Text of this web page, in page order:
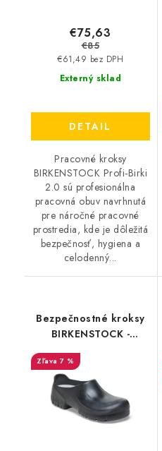
Externý sklad
€61,49 bez DPH
€75,63
€85
DETAIL
Pracovné kroksy
BIRKENSTOCK Profi-Birki
2.0 sú profesionálna
pracovná obuv navrhnutá
pre náročné pracovné
prostredia, kde je dôležitá
bezpečnosť, hygiena a
celodenný...
Bezpečnostné kroksy
BIRKENSTOCK -
Birkenstock Alpro SB
SRC - 1516
7 %